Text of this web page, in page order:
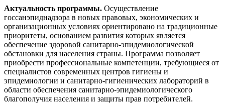
Средства массовой информации и
информативно-библиотечное дело
Управление в технических системах
Ветеринария и зоотехника
Подготовка к периодической
аккредитации
Актуальность программы. Осуществление
госсанэпиднадзора в новых правовых, экономических и
организационных условиях ориентировано на традиционные
приоритеты, основанием развития которых является
обеспечение здоровой санитарно-эпидемиологической
обстановки для населения страны. Программа позволяет
приобрести профессиональные компетенции, требующиеся от
специалистов современных центров гигиены и
эпидемиологии и санитарно-гигиенических лабораторий в
области обеспечения санитарно-эпидемиологического
благополучия населения и защиты прав потребителей.